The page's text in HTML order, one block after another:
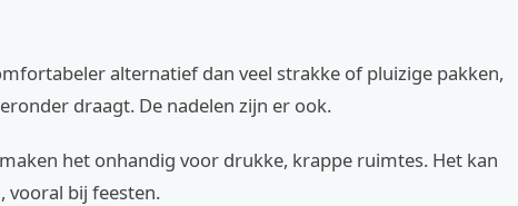
alternatief dan veel strakke of pluizige pakken,
draagt. De nadelen zijn er ook.
het onhandig voor drukke, krappe ruimtes. Het kan
vooral bij feesten.